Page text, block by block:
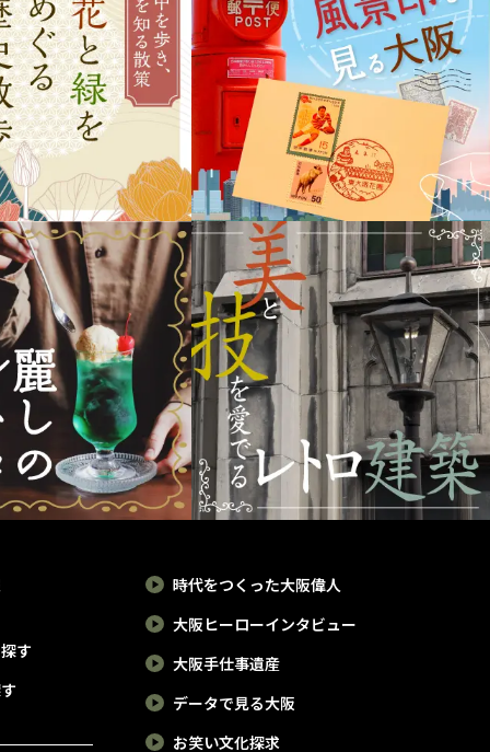
す
時代をつくった大阪偉人
大阪ヒーローインタビュー
大阪手仕事遺産
データで見る大阪
お笑い文化探求